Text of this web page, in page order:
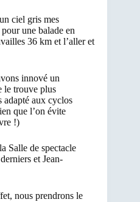
ciel gris mes
une balade en
36 km et l’aller et
innové un
le trouve plus
adapté aux cyclos
que l’on évite
!)
Salle de spectacle
et Jean-
nous prendrons le